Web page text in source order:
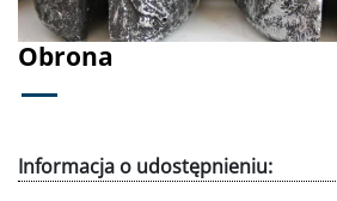
Obrona
Informacja o udostępnieniu: